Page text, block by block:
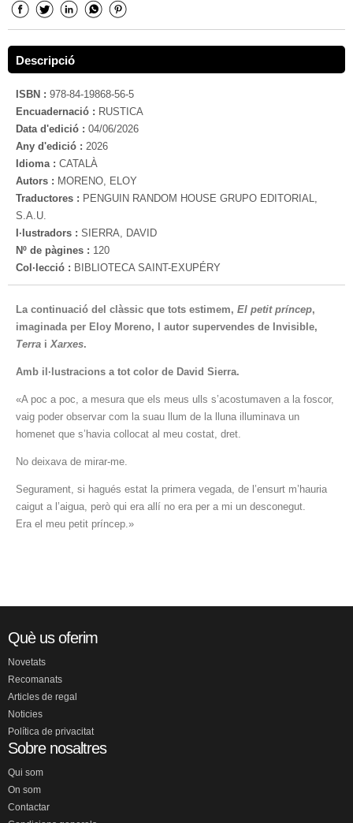
Descripció
ISBN : 978-84-19868-56-5
Encuadernació : RUSTICA
Data d'edició : 04/06/2026
Any d'edició : 2026
Idioma : CATALÀ
Autors : MORENO, ELOY
Traductores : PENGUIN RANDOM HOUSE GRUPO EDITORIAL,
S.A.U.
I·lustradors : SIERRA, DAVID
Nº de pàgines : 120
Col·lecció : BIBLIOTECA SAINT-EXUPÉRY
La continuació del clàssic que tots estimem, El petit príncep,
imaginada per Eloy Moreno, l autor supervendes de Invisible,
Terra iXarxes.
Amb il·lustracions a tot color de David Sierra.
«A poc a poc, a mesura que els meus ulls s’acostumaven a la foscor,
vaig poder observar com la suau llum de la lluna illuminava un
homenet que s’havia collocat al meu costat, dret.
No deixava de mirar-me.
Segurament, si hagués estat la primera vegada, de l’ensurt m’hauria
caigut a l’aigua, però qui era allí no era per a mi un desconegut.
Era el meu petit príncep.»
Què us oferim
Novetats
Recomanats
Articles de regal
Noticies
Política de privacitat
Sobre nosaltres
Qui som
On som
Contactar